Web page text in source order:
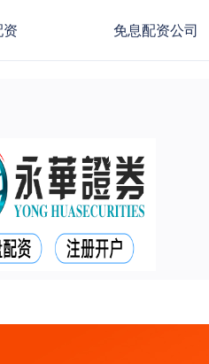
免息配资公司